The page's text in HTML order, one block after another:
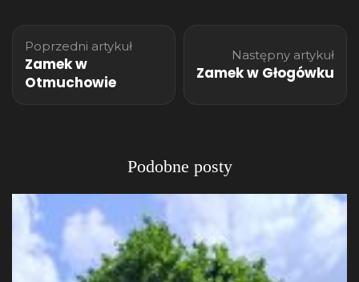
wpisu
Poprzedni artykuł
Zamek w
Otmuchowie
Następny artykuł
Zamek w Głogówku
Podobne posty